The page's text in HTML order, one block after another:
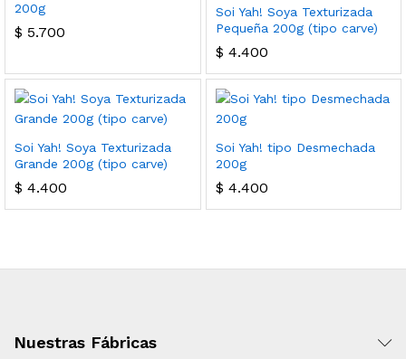
200g
$ 5.700
Soi Yah! Soya Texturizada
Pequeña 200g (tipo carve)
$ 4.400
Soi Yah! Soya Texturizada
Grande 200g (tipo carve)
$ 4.400
Soi Yah! tipo Desmechada
200g
$ 4.400
Nuestras Fábricas